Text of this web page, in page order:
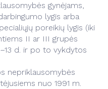
gynėjams,
lygis arba
poreikių lygis (iki
II ar III grupės
d. ir po to vykdytos
nepriklausomybės
nuo 1991 m.